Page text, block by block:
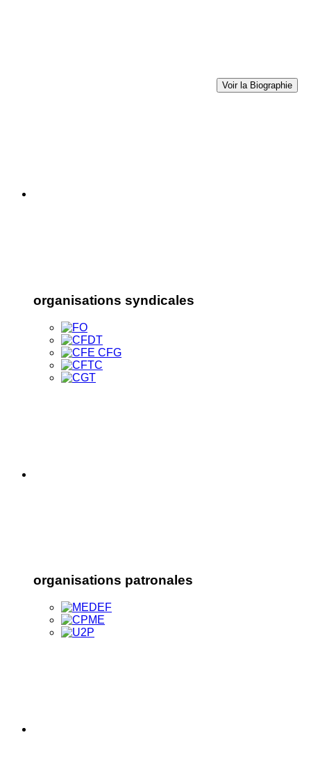
Voir la Biographie
organisations syndicales
organisations patronales